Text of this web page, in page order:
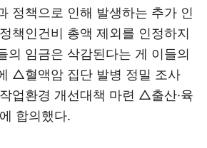
정책으로 인해 발생하는 추가 인
책인건비 총액 제외를 인정하지
의 임금은 삭감된다는 게 이들의
△혈액암 집단 발병 정밀 조사
업환경 개선대책 마련 △출산·육
합의했다.